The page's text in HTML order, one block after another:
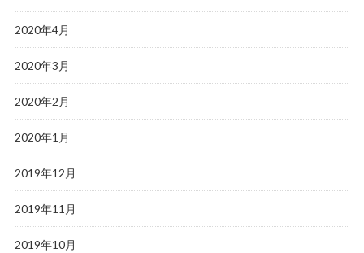
2020年4月
2020年3月
2020年2月
2020年1月
2019年12月
2019年11月
2019年10月